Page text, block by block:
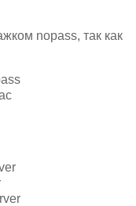
nopass, так как